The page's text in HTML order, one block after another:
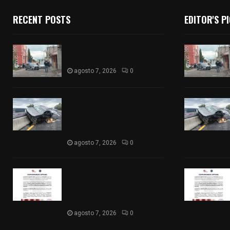
RECENT POSTS
agosto 7, 2026 0
agosto 7, 2026 0
agosto 7, 2026 0
EDITOR'S